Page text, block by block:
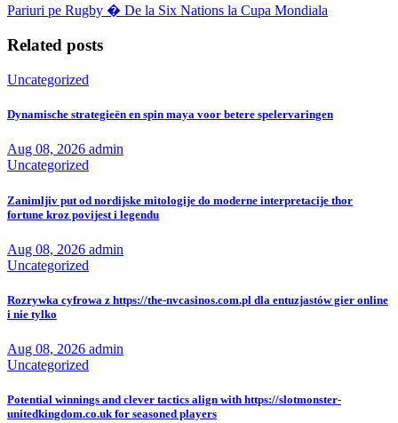
Pariuri pe Rugby � De la Six Nations la Cupa Mondiala
Related posts
Uncategorized
Dynamische strategieën en spin maya voor betere spelervaringen
Aug 08, 2026 admin
Uncategorized
Zanimljiv put od nordijske mitologije do moderne interpretacije thor
fortune kroz povijest i legendu
Aug 08, 2026 admin
Uncategorized
Rozrywka cyfrowa z https://the-nvcasinos.com.pl dla entuzjastów gier online
i nie tylko
Aug 08, 2026 admin
Uncategorized
Potential winnings and clever tactics align with https://slotmonster-
unitedkingdom.co.uk for seasoned players